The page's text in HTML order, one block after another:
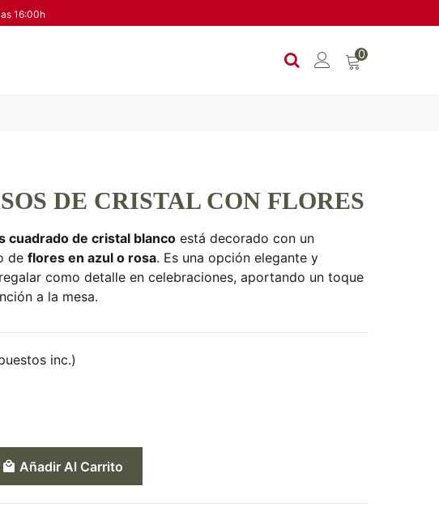
16:00h
0
DE CRISTAL CON FLORES
cuadrado de cristal blanco está decorado con un
de flores en azul o rosa. Es una opción elegante y
como detalle en celebraciones, aportando un toque
a la mesa.
inc.)
Añadir Al Carrito